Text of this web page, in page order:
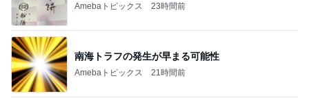
Amebaトピックス 23時間前
南海トラフの発生が早まる可能性
Amebaトピックス 21時間前